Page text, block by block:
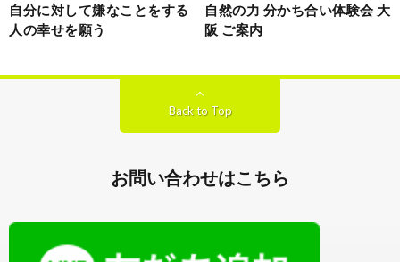
自分に対して嫌なことをする
人の幸せを願う
自然の力 分かち合い体験会 大
阪 ご案内
Back to Top
お問い合わせはこちら